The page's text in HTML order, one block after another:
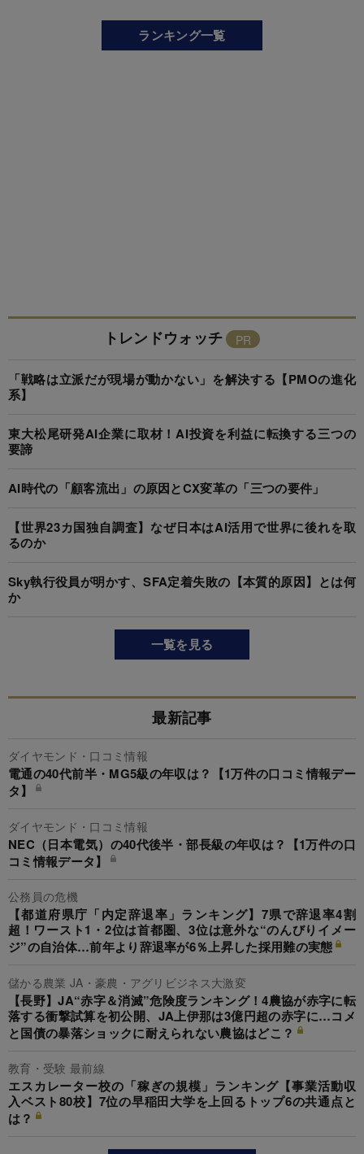
ランキング一覧
トレンドウォッチ
「戦略は立派だが現場が動かない」を解決する【PMOの進化
系】
東大松尾研発AI企業に取材！AI投資を利益に転換する三つの
要諦
AI時代の「顧客流出」の原因とCX変革の「三つの要件」
【世界23カ国独自調査】なぜ日本はAI活用で世界に後れを取
るのか
Sky執行役員が明かす、SFA定着失敗の【本質的原因】とは何
か
一覧を見る
最新記事
ダイヤモンド・口コミ情報
電通の40代前半・MG5級の年収は？【1万件の口コミ情報デー
タ】
ダイヤモンド・口コミ情報
NEC（日本電気）の40代後半・部長級の年収は？【1万件の口
コミ情報データ】
公務員の危機
【都道府県庁「内定辞退率」ランキング】7県で辞退率4割
超！ワースト1・2位は首都圏、3位は意外な“のんびりイメー
ジ”の自治体…前年より辞退率が6％上昇した採用難の実態
儲かる農業 JA・豪農・アグリビジネス大激変
【長野】JA“赤字＆消滅”危険度ランキング！4農協が赤字に転
落する衝撃試算を初公開、JA上伊那は3億円超の赤字に…コメ
と国債の暴落ショックに耐えられない農協はどこ？
教育・受験 最前線
エスカレーター校の「稼ぎの規模」ランキング【事業活動収
入ベスト80校】7位の早稲田大学を上回るトップ6の共通点と
は？